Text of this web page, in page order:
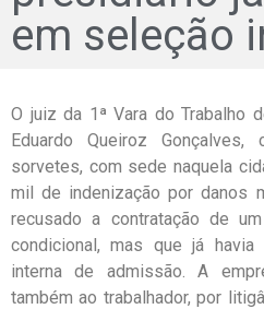
em seleção
O juiz da 1ª Vara do Trabalho
Eduardo Queiroz
sorvetes, com sede naquela
mil de indenização por danos
recusado a contratação de
condicional, mas que já
interna de admissão. A
também ao trabalhador, por